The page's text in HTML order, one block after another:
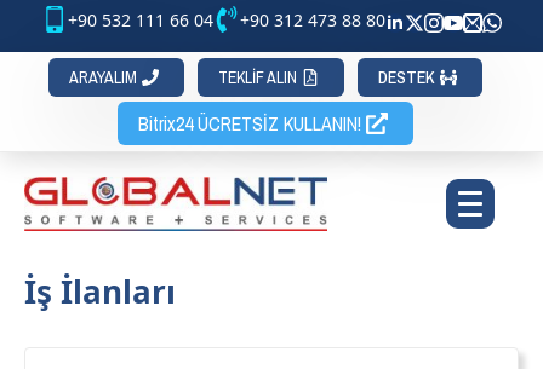
+90 532 111 66 04 +90 312 473 88 80
ARAYALIM TEKLİF ALIN DESTEK
Bitrix24 ÜCRETSİZ KULLANIN!
İş İlanları